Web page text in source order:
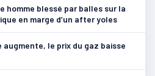
homme blessé par balles sur la
en marge d’un after yoles
le prix du gaz baisse